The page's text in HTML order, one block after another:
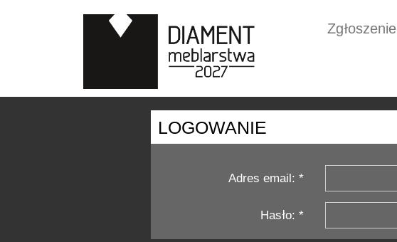
Zgłoszenie
LOGOWANIE
Adres email: *
Hasło: *